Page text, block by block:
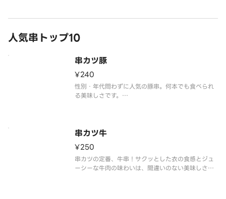
人気串トップ10
串カツ豚
¥240
性別・年代問わずに人気の豚串。何本でも食べられ
る美味しさです。
串カツ牛
¥250
串カツの定番、牛串！サクッとした衣の食感とジュ
ーシーな牛肉の味わいは、間違いのない美味しさで